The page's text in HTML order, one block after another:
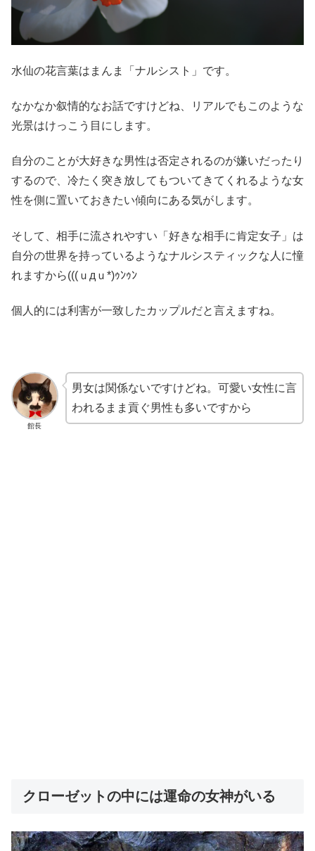
水仙の花言葉はまんま「ナルシスト」です。
なかなか叙情的なお話ですけどね、リアルでもこのような
光景はけっこう目にします。
自分のことが大好きな男性は否定されるのが嫌いだったり
するので、冷たく突き放してもついてきてくれるような女
性を側に置いておきたい傾向にある気がします。
そして、相手に流されやすい「好きな相手に肯定女子」は
自分の世界を持っているようなナルシスティックな人に憧
れますから(((ｕдｕ*)ｩﾝｩﾝ
個人的には利害が一致したカップルだと言えますね。
館長
男女は関係ないですけどね。可愛い女性に言
われるまま貢ぐ男性も多いですから
クローゼットの中には運命の女神がいる